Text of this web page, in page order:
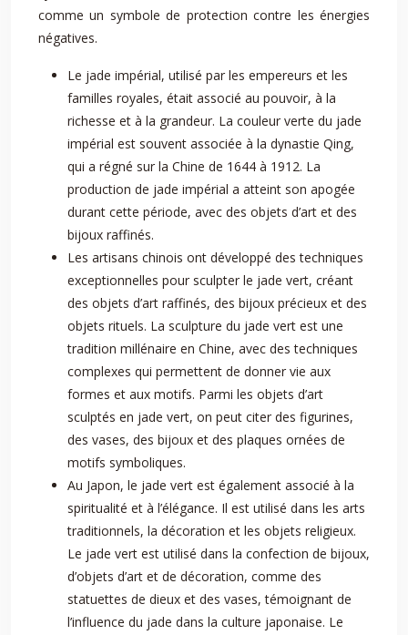
comme un symbole de protection contre les énergies
négatives.
Le jade impérial, utilisé par les empereurs et les
familles royales, était associé au pouvoir, à la
richesse et à la grandeur. La couleur verte du jade
impérial est souvent associée à la dynastie Qing,
qui a régné sur la Chine de 1644 à 1912. La
production de jade impérial a atteint son apogée
durant cette période, avec des objets d’art et des
bijoux raffinés.
Les artisans chinois ont développé des techniques
exceptionnelles pour sculpter le jade vert, créant
des objets d’art raffinés, des bijoux précieux et des
objets rituels. La sculpture du jade vert est une
tradition millénaire en Chine, avec des techniques
complexes qui permettent de donner vie aux
formes et aux motifs. Parmi les objets d’art
sculptés en jade vert, on peut citer des figurines,
des vases, des bijoux et des plaques ornées de
motifs symboliques.
Au Japon, le jade vert est également associé à la
spiritualité et à l’élégance. Il est utilisé dans les arts
traditionnels, la décoration et les objets religieux.
Le jade vert est utilisé dans la confection de bijoux,
d’objets d’art et de décoration, comme des
statuettes de dieux et des vases, témoignant de
l’influence du jade dans la culture japonaise. Le